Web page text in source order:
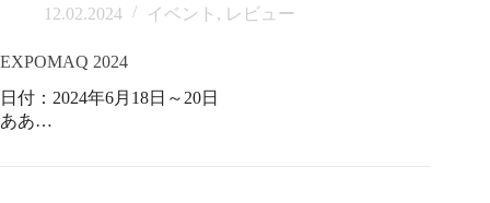
12.02.2024 イベント , レビュー
EXPOMAQ 2024
日付：2024年6月18日～20日
ああ…